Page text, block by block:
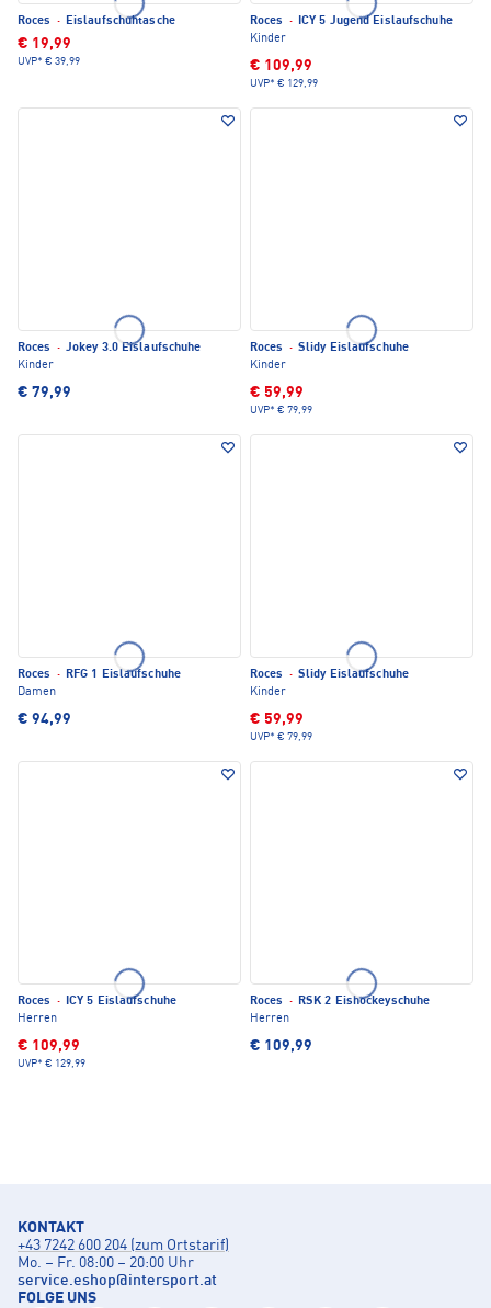
Roces · Eislaufschuhtasche
€ 19,99
UVP* € 39,99
Roces · ICY 5 Jugend Eislaufschuhe
Kinder
€ 109,99
UVP* € 129,99
Roces · Jokey 3.0 Eislaufschuhe
Kinder
€ 79,99
Roces · Slidy Eislaufschuhe
Kinder
€ 59,99
UVP* € 79,99
Roces · RFG 1 Eislaufschuhe
Damen
€ 94,99
Roces · Slidy Eislaufschuhe
Kinder
€ 59,99
UVP* € 79,99
Roces · ICY 5 Eislaufschuhe
Herren
€ 109,99
UVP* € 129,99
Roces · RSK 2 Eishockeyschuhe
Herren
€ 109,99
KONTAKT
+43 7242 600 204 (zum Ortstarif)
Mo. – Fr. 08:00 – 20:00 Uhr
service.eshop@intersport.at
FOLGE UNS